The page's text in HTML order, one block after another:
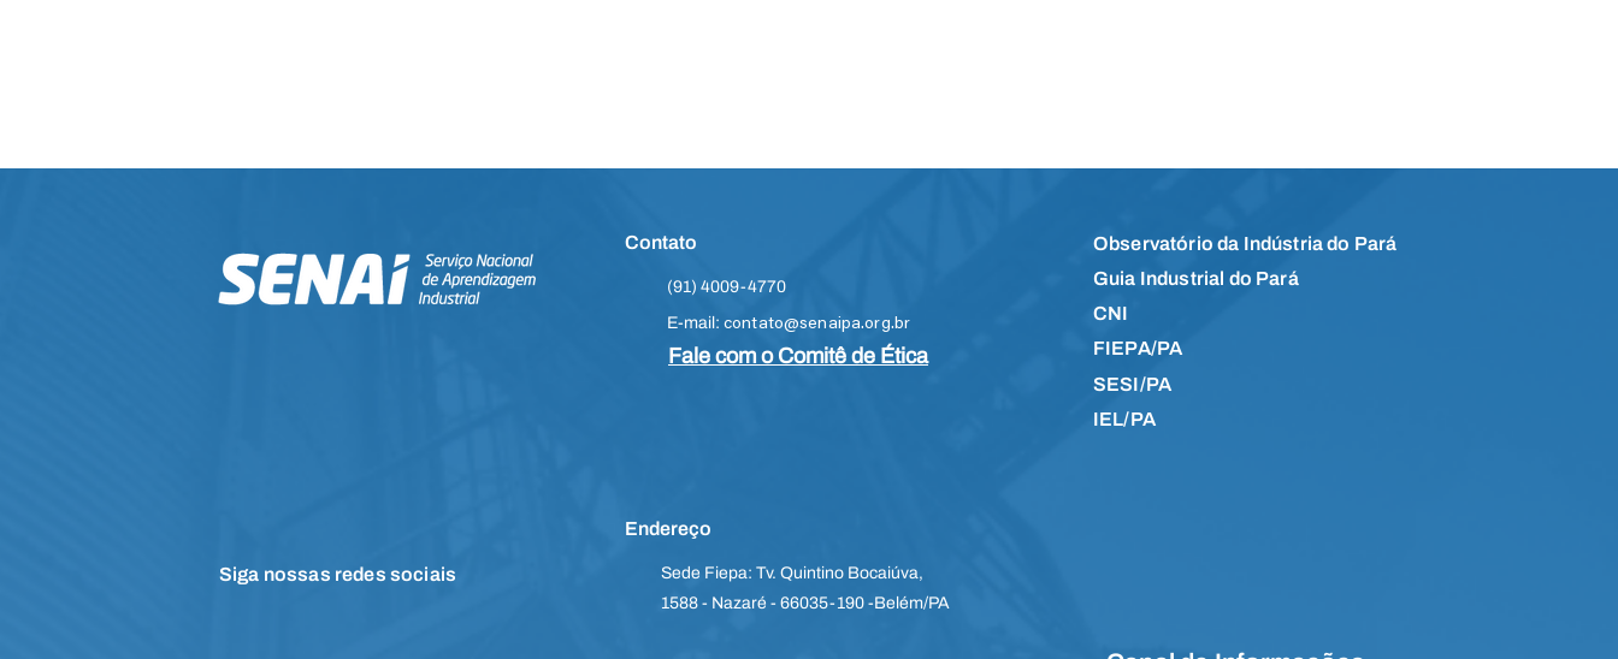
Contato
(91) 4009-4770
E-mail: contato@senaipa.org.br
Fale com o Comitê de Ética
Observatório da Indústria do Pará
Guia Industrial do Pará
CNI
FIEPA/PA
SESI/PA
IEL/PA
Siga nossas redes sociais
Endereço
Sede Fiepa: Tv. Quintino Bocaiúva,
1588 - Nazaré - 66035-190 -Belém/PA